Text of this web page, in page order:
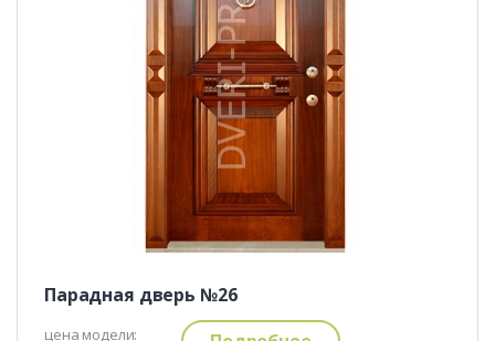
Парадная дверь №26
цена модели: